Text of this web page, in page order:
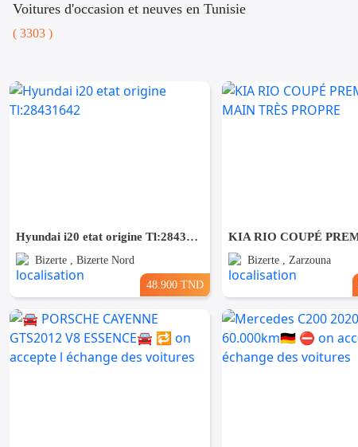
Voitures d'occasion et neuves en Tunisie
( 3303 )
Hyundai i20 etat origine Tl:28431642
Bizerte , Bizerte Nord
48.900 TND
Bizerte , Zarzouna